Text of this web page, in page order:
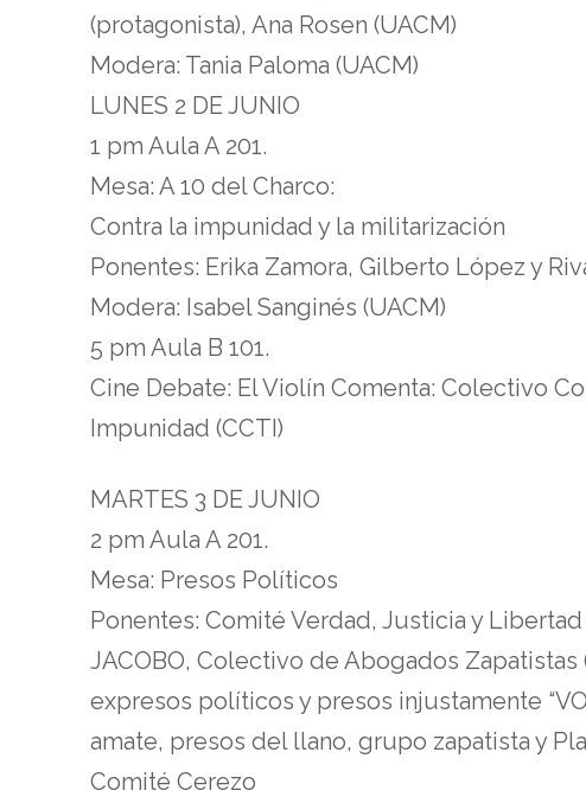
(protagonista), Ana Rosen (UACM)
Modera: Tania Paloma (UACM)
LUNES 2 DE JUNIO
1 pm Aula A 201.
Mesa: A 10 del Charco:
Contra la impunidad y la militarización
Ponentes: Erika Zamora, Gilberto López y
Modera: Isabel Sanginés (UACM)
5 pm Aula B 101.
Cine Debate: El Violín Comenta: Colectivo
Impunidad (CCTI)
MARTES 3 DE JUNIO
2 pm Aula A 201.
Mesa: Presos Políticos
Ponentes: Comité Verdad, Justicia y Libertad
JACOBO, Colectivo de Abogados Zapatistas
expresos políticos y presos injustamente
amate, presos del llano, grupo zapatista y
Comité Cerezo